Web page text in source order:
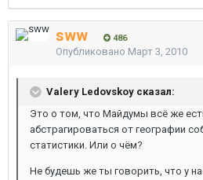
sww 486
Опубликовано Март 3, 2010
Valery Ledovskoy сказал:
Это о том, что Майдумы всё же
абстрагироваться от географии
статистики. Или о чём?
Не будешь же ты говорить, что у